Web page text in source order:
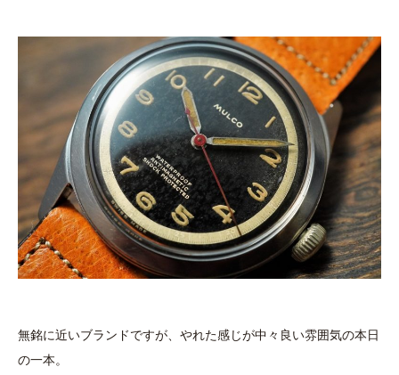
無銘に近いブランドですが、やれた感じが中々良い雰囲気の本日
の一本。